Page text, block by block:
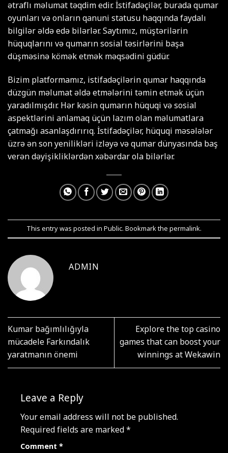
ətraflı məlumat təqdim edir. İstifadəçilər, burada qumar
oyunları və onların qanuni statusu haqqında faydalı
bilgilər əldə edə bilərlər. Saytımız, müştərilərin
hüquqlarını və qumarın sosial təsirlərini başa
düşməsinə kömək etmək məqsədini güdür.
Bizim platformamız, istifadəçilərin qumar haqqında
düzgün məlumat əldə etmələrini təmin etmək üçün
yaradılmışdır. Hər kəsin qumarın hüquqi və sosial
aspektlərini anlamaq üçün lazım olan məlumatlara
çatmağı asanlaşdırırıq. İstifadəçilər, hüquqi məsələlər
üzrə ən son yenilikləri izləyə və qumar dünyasında baş
verən dəyişikliklərdən xəbərdar ola bilərlər.
This entry was posted in Public. Bookmark the permalink.
ADMIN
Kumar bağımlılığıyla
mücadele Farkındalık
yaratmanın önemi
Explore the top casino
games that can boost your
winnings at Wekawin
Leave a Reply
Your email address will not be published.
Required fields are marked*
Comment *